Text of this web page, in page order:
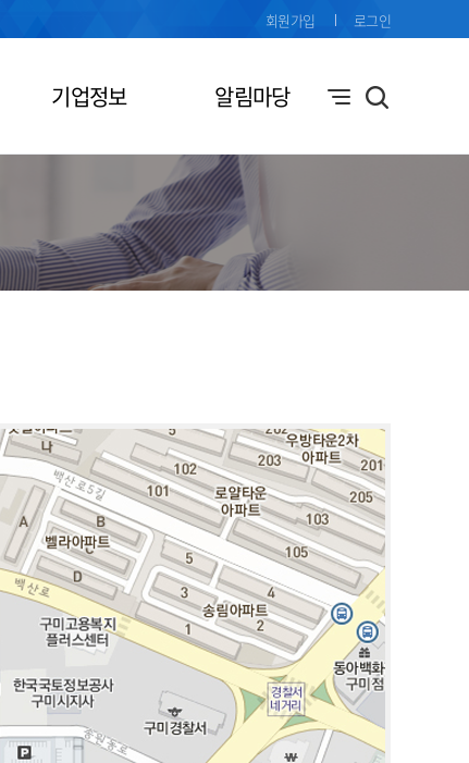
기업정보 알림마당
회원가입 로그인